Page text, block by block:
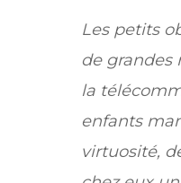
Les petits
de grandes
la
enfants
virtuosité,